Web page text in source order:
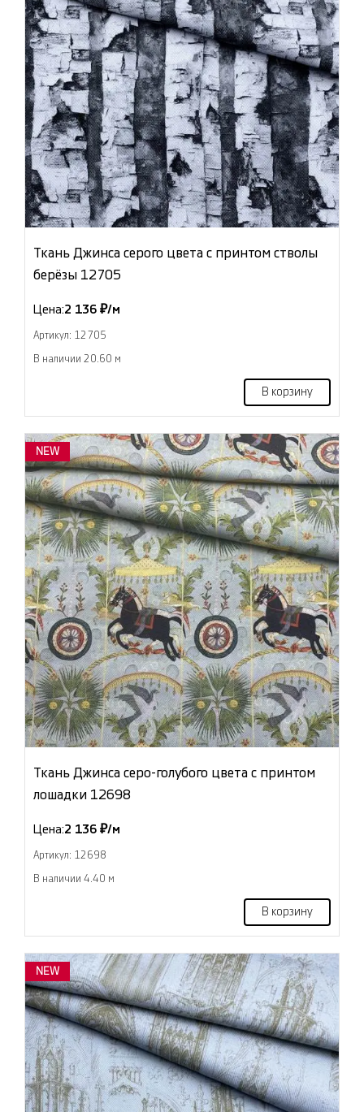
Ткань Джинса серого цвета с принтом стволы
берёзы 12705
Цена:2 136 ₽/м
Артикул: 12705
В наличии 20.60 м
В корзину
NEW
Ткань Джинса серо-голубого цвета с принтом
лошадки 12698
Цена:2 136 ₽/м
Артикул: 12698
В наличии 4.40 м
В корзину
NEW